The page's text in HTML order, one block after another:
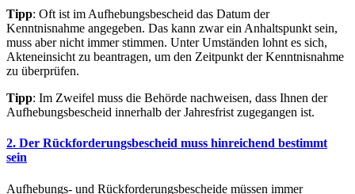
Tipp: Oft ist im Aufhebungsbescheid das Datum der
Kenntnisnahme angegeben. Das kann zwar ein Anhaltspunkt sein,
muss aber nicht immer stimmen. Unter Umständen lohnt es sich,
Akteneinsicht zu beantragen, um den Zeitpunkt der Kenntnisnahme
zu überprüfen.
Tipp: Im Zweifel muss die Behörde nachweisen, dass Ihnen der
Aufhebungsbescheid innerhalb der Jahresfrist zugegangen ist.
2. Der Rückforderungsbescheid muss hinreichend bestimmt
sein
Aufhebungs- und Rückforderungsbescheide müssen immer